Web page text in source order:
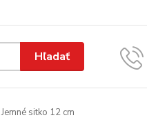
Hľadať
Jemné sitko 12 cm